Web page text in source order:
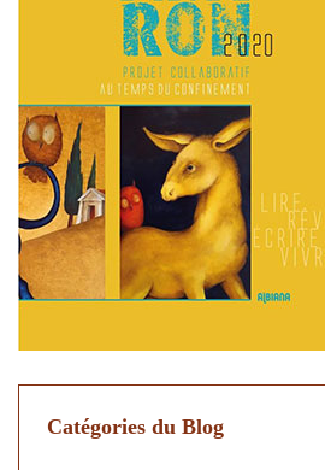
Catégories du Blog